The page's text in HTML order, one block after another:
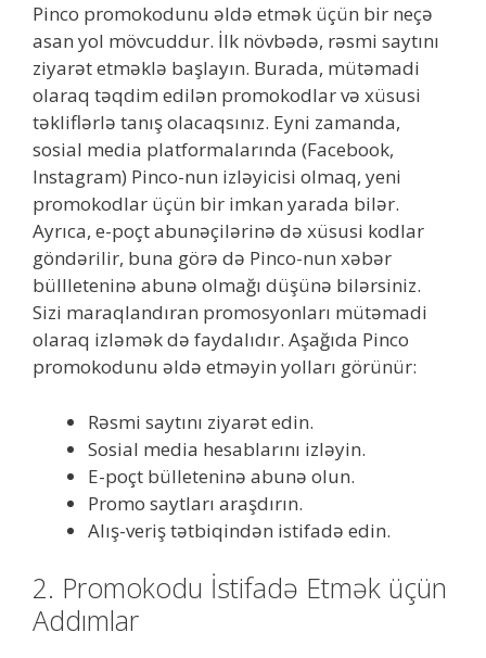
Pinco promokodunu əldə etmək üçün bir neçə
asan yol mövcuddur. İlk növbədə, rəsmi saytını
ziyarət etməklə başlayın. Burada, mütəmadi
olaraq təqdim edilən promokodlar və xüsusi
təkliflərlə tanış olacaqsınız. Eyni zamanda,
sosial media platformalarında (Facebook,
Instagram) Pinco-nun izləyicisi olmaq, yeni
promokodlar üçün bir imkan yarada bilər.
Ayrıca, e-poçt abunəçilərinə də xüsusi kodlar
göndərilir, buna görə də Pinco-nun xəbər
büllleteninə abunə olmağı düşünə bilərsiniz.
Sizi maraqlandıran promosyonları mütəmadi
olaraq izləmək də faydalıdır. Aşağıda Pinco
promokodunu əldə etməyin yolları görünür:
Rəsmi saytını ziyarət edin.
Sosial media hesablarını izləyin.
E-poçt bülleteninə abunə olun.
Promo saytları araşdırın.
Alış-veriş tətbiqindən istifadə edin.
2. Promokodu İstifadə Etmək üçün
Addımlar